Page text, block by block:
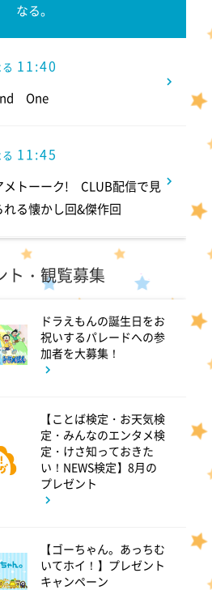
なる。
11:40
One
11:45
メトーーク! CLUB配信で見
れる懐かし回&傑作回
0:45
見取り図じゃん 【1人で見
て】小声の会…アノ人が退場で
あざとくて何が悪いの? 令和
新!男女の出会いの場「相席
ウンジ」に潜入調査!
レ朝サマフェスナビ
ト・観覧募集
ドラえもんの誕生日をお
祝いするパレードへの参
加者を大募集！
【ことば検定・お天気検
定・みんなのエンタメ検
定・けさ知っておきた
い！NEWS検定】8月の
プレゼント
【ゴーちゃん。あっちむ
いてホイ！】プレゼント
キャンペーン